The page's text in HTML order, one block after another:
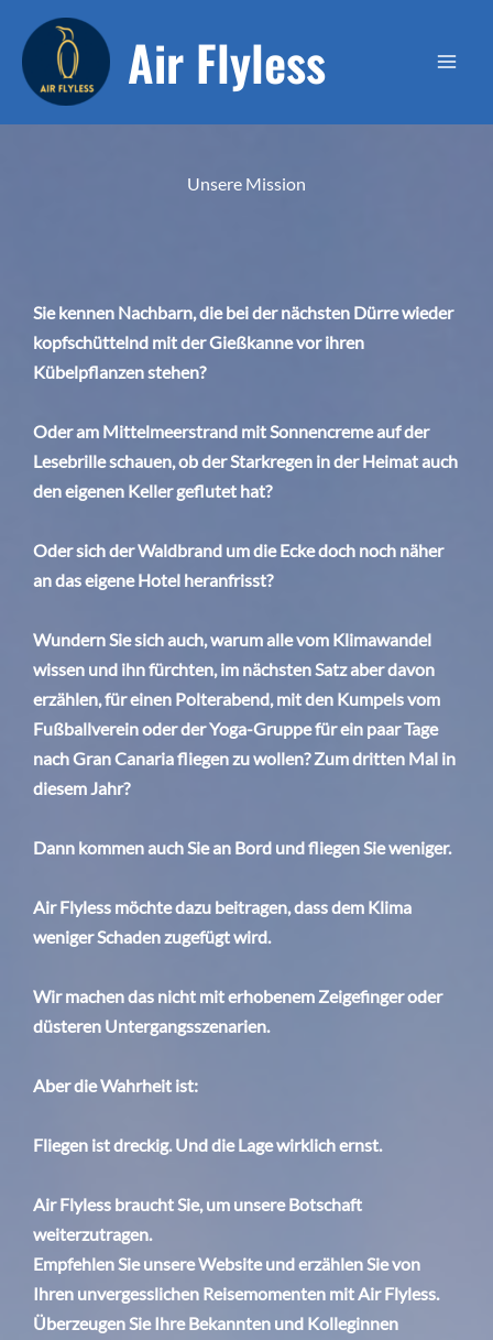
Inhalt
springen
Air Flyless
Unsere Mission
Sie kennen Nachbarn, die bei der nächsten Dürre wieder
kopfschüttelnd mit der Gießkanne vor ihren
Kübelpflanzen stehen?
Oder am Mittelmeerstrand mit Sonnencreme auf der
Lesebrille schauen, ob der Starkregen in der Heimat auch
den eigenen Keller geflutet hat?
Oder sich der Waldbrand um die Ecke doch noch näher
an das eigene Hotel heranfrisst?
Wundern Sie sich auch, warum alle vom Klimawandel
wissen und ihn fürchten, im nächsten Satz aber davon
erzählen, für einen Polterabend, mit den Kumpels vom
Fußballverein oder der Yoga-Gruppe für ein paar Tage
nach Gran Canaria fliegen zu wollen? Zum dritten Mal in
diesem Jahr?
Dann kommen auch Sie an Bord und fliegen Sie weniger.
Air Flyless möchte dazu beitragen, dass dem Klima
weniger Schaden zugefügt wird.
Wir machen das nicht mit erhobenem Zeigefinger oder
düsteren Untergangsszenarien.
Aber die Wahrheit ist:
Fliegen ist dreckig. Und die Lage wirklich ernst.
Air Flyless braucht Sie, um unsere Botschaft
weiterzutragen.
Empfehlen Sie unsere Website und erzählen Sie von
Ihren unvergesslichen Reisemomenten mit Air Flyless.
Überzeugen Sie Ihre Bekannten und Kolleginnen